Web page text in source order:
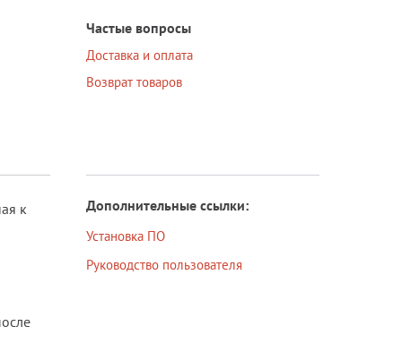
Частые вопросы
Доставка и оплата
Возврат товаров
к
Дополнительные ссылки:
Установка ПО
Руководство пользователя